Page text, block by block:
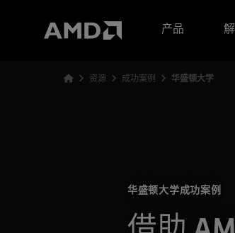
产品
资源 成功案例 华盛顿大学
华盛顿大学成功案例